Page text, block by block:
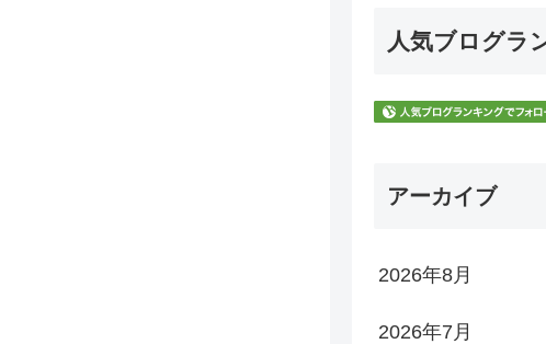
人気ブログラ
アーカイブ
2026年8月
2026年7月